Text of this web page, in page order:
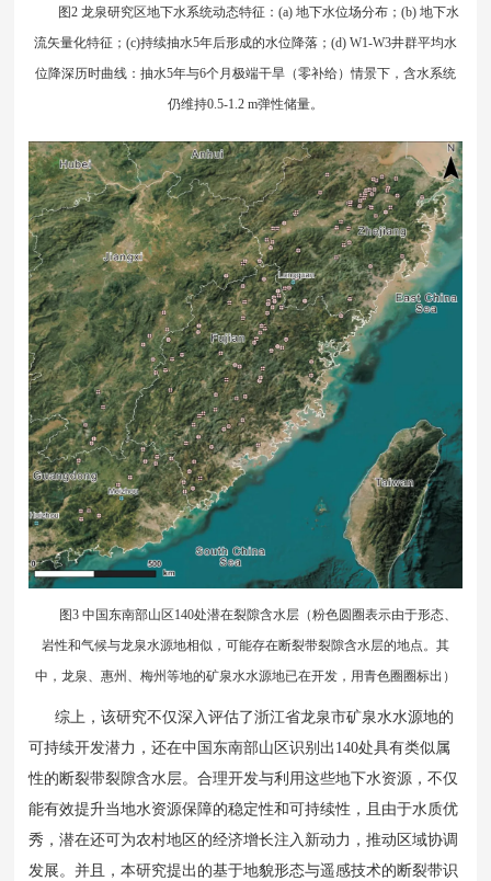
图2 龙泉研究区地下水系统动态特征：(a) 地下水位场分布；(b) 地下水
流矢量化特征；(c)持续抽水5年后形成的水位降落；(d) W1-W3井群平均水
位降深历时曲线：抽水5年与6个月极端干旱（零补给）情景下，含水系统
仍维持0.5-1.2 m弹性储量。
图3 中国东南部山区140处潜在裂隙含水层（粉色圆圈表示由于形态、
岩性和气候与龙泉水源地相似，可能存在断裂带裂隙含水层的地点。其
中，龙泉、惠州、梅州等地的矿泉水水源地已在开发，用青色圈圈标出）
综上，该研究不仅深入评估了浙江省龙泉市矿泉水水源地的
可持续开发潜力，还在中国东南部山区识别出140处具有类似属
性的断裂带裂隙含水层。合理开发与利用这些地下水资源，不仅
能有效提升当地水资源保障的稳定性和可持续性，且由于水质优
秀，潜在还可为农村地区的经济增长注入新动力，推动区域协调
发展。并且，本研究提出的基于地貌形态与遥感技术的断裂带识